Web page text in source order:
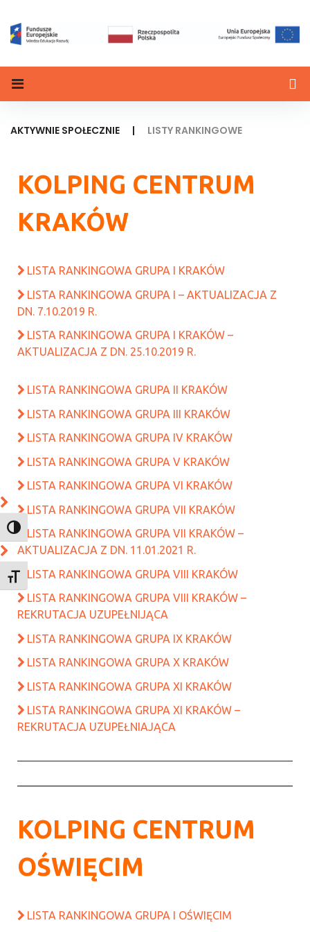
TOGGLE HIGH CONTRAST
TOGGLE FONT SIZE
AKTYWNIE SPOŁECZNIE | LISTY RANKINGOWE
KOLPING CENTRUM
KRAKÓW
LISTA RANKINGOWA GRUPA I KRAKÓW
LISTA RANKINGOWA GRUPA I – AKTUALIZACJA Z
DN. 7.10.2019 R.
LISTA RANKINGOWA GRUPA I KRAKÓW –
AKTUALIZACJA Z DN. 25.10.2019 R.
LISTA RANKINGOWA GRUPA II KRAKÓW
LISTA RANKINGOWA GRUPA III KRAKÓW
LISTA RANKINGOWA GRUPA IV KRAKÓW
LISTA RANKINGOWA GRUPA V KRAKÓW
LISTA RANKINGOWA GRUPA VI KRAKÓW
LISTA RANKINGOWA GRUPA VII KRAKÓW
LISTA RANKINGOWA GRUPA VII KRAKÓW –
AKTUALIZACJA Z DN. 11.01.2021 R.
LISTA RANKINGOWA GRUPA VIII KRAKÓW
LISTA RANKINGOWA GRUPA VIII KRAKÓW –
REKRUTACJA UZUPEŁNIJĄCA
LISTA RANKINGOWA GRUPA IX KRAKÓW
LISTA RANKINGOWA GRUPA X KRAKÓW
LISTA RANKINGOWA GRUPA XI KRAKÓW
LISTA RANKINGOWA GRUPA XI KRAKÓW –
REKRUTACJA UZUPEŁNIAJĄCA
KOLPING CENTRUM
OŚWIĘCIM
LISTA RANKINGOWA GRUPA I OŚWIĘCIM